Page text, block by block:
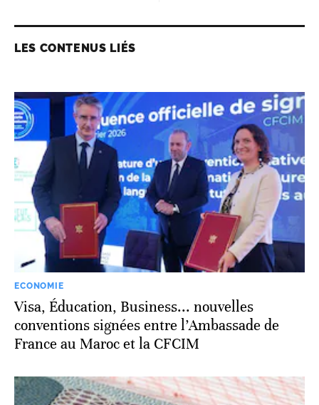
LES CONTENUS LIÉS
ECONOMIE
Visa, Éducation, Business... nouvelles
conventions signées entre l’Ambassade de
France au Maroc et la CFCIM